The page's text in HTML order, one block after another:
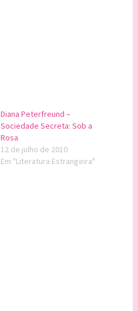
Diana Peterfreund –
Sociedade Secreta: Sob a
Rosa
12 de julho de 2010
Em "Literatura Estrangeira"